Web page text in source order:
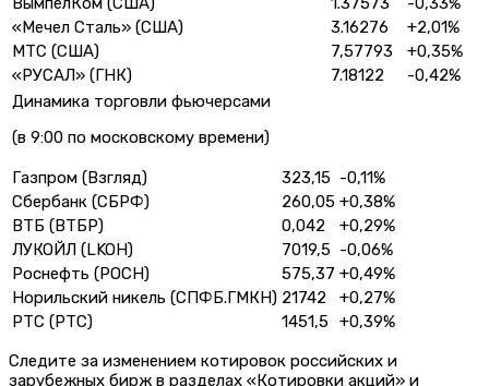
«Мечел Сталь» (США)
3.16276
+2,01%
МТС (США)
7,57793
+0,35%
«РУСАЛ» (ГНК)
7.18122
-0,42%
Динамика торговли фьючерсами
(в 9:00 по московскому времени)
Газпром (Взгляд) 323,15 -0,11%
Сбербанк (СБРФ)
260,05 +0,38%
ВТБ (ВТБР)
0,042
+0,29%
ЛУКОЙЛ (LKOH)
7019,5 -0,06%
Роснефть (РОСН)
575,37 +0,49%
Норильский никель (СПФБ.ГМКН) 21742
+0,27%
РТС (РТС)
1451,5 +0,39%
Следите за изменением котировок российских и
зарубежных бирж в разделах «Котировки акций» и